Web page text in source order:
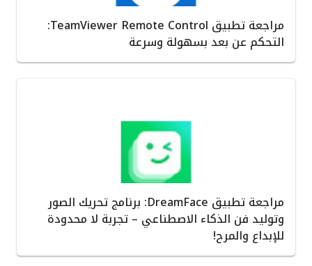
مراجعة تطبيق TeamViewer Remote Control:
التحكم عن بعد بسهولة وسرعة
مراجعة تطبيق DreamFace: برنامج تحريك الصور
وتوليد فن الذكاء الاصطناعي – تجربة لا محدودة
للإبداع والمرح!